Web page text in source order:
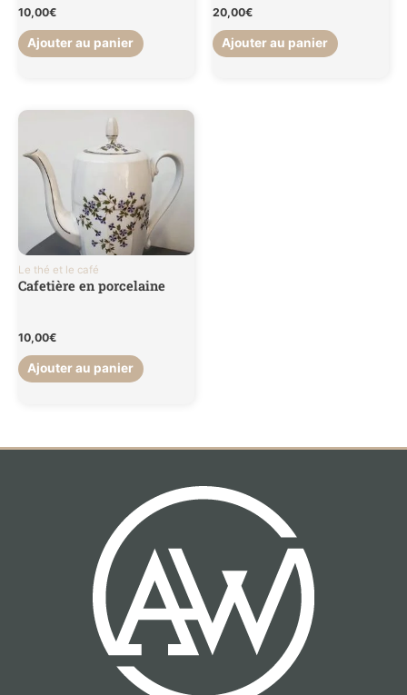
10,00€
Ajouter au panier
20,00€
Ajouter au panier
Le thé et le café
Cafetière en porcelaine
10,00€
Ajouter au panier